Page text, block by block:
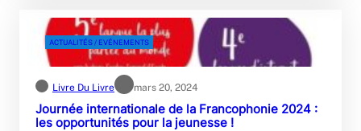
ACTUALITÉS / EVÉNEMENTS
Livre Du Livre mars 20, 2024
Journée internationale de la Francophonie 2024 :
les opportunités pour la jeunesse !